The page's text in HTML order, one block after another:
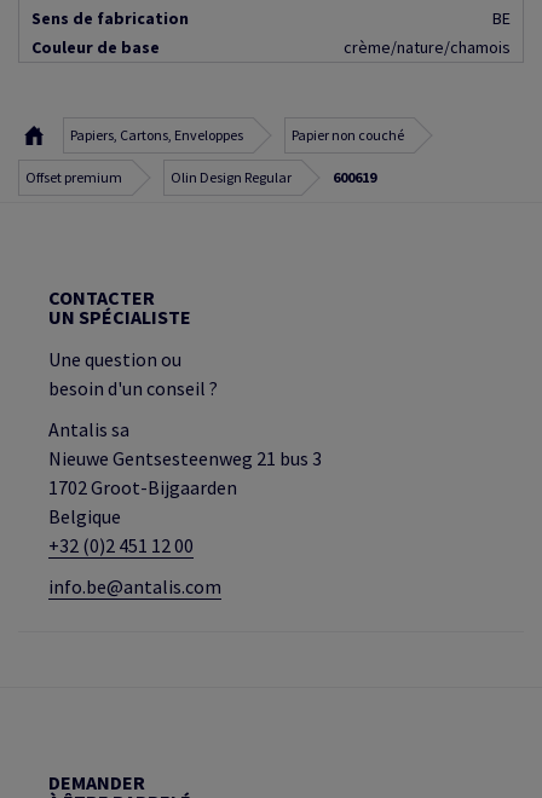
Sens de fabrication
BE
Couleur de base
crème/nature/chamois
Papiers, Cartons, Enveloppes Papier non couché
Offset premium Olin Design Regular 600619
CONTACTER
UN SPÉCIALISTE
Une question ou
besoin d'un conseil ?
Antalis sa
Nieuwe Gentsesteenweg 21 bus 3
1702 Groot-Bijgaarden
Belgique
+32 (0)2 451 12 00
info.be@antalis.com
DEMANDER